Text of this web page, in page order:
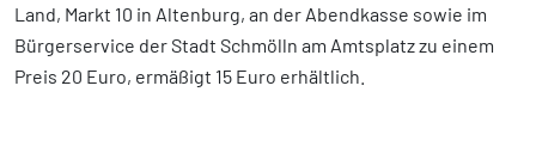
Land, Markt 10 in Altenburg, an der Abendkasse sowie im
Bürgerservice der Stadt Schmölln am Amtsplatz zu einem
Preis 20 Euro, ermäßigt 15 Euro erhältlich.